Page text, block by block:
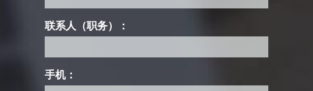
联系人（职务）：
手机：